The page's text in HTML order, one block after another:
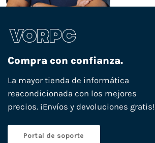
Compra con confianza.
La mayor tienda de informática
reacondicionada con los mejores
precios. ¡Envíos y devoluciones gratis!
Portal de soporte